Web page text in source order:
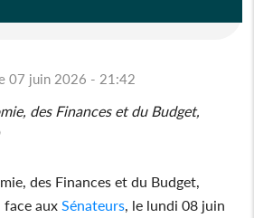
07 juin 2026 - 21:42
des Finances et du Budget,
des Finances et du Budget,
face aux Sénateurs , le lundi 08 juin